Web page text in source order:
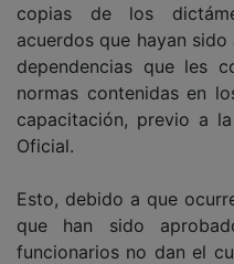
copias de los
acuerdos que hayan
dependencias que les
normas contenidas en
capacitación, previo a
Oficial.
Esto, debido a que
que han sido
funcionarios no dan el